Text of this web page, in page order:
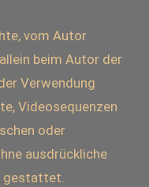
vom Autor
beim Autor der
Verwendung
Videosequenzen
oder
ausdrückliche
gestattet.